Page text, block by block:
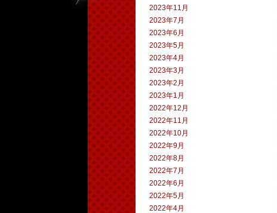
2023年11月
2023年7月
2023年6月
2023年5月
2023年4月
2023年3月
2023年2月
2023年1月
2022年12月
2022年11月
2022年10月
2022年9月
2022年8月
2022年7月
2022年6月
2022年5月
2022年4月